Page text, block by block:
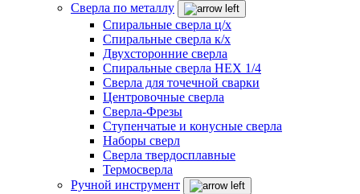
Сверла по металлу
Спиральные сверла ц/х
Спиральные сверла к/х
Двухсторонние сверла
Спиральные сверла HEX 1/4
Сверла для точечной сварки
Центровочные сверла
Сверла-Фрезы
Ступенчатые и конусные сверла
Наборы сверл
Сверла твердосплавные
Термосверла
Ручной инструмент